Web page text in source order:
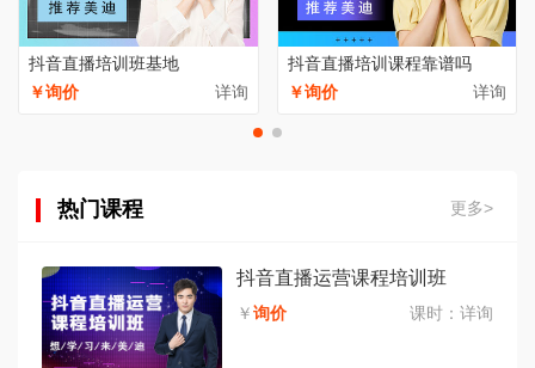
抖音直播培训班基地
￥询价
详询
抖音直播培训课程靠谱吗
￥询价
详询
热门课程 更多>
抖音直播运营课程培训班
￥询价 课时： 详询